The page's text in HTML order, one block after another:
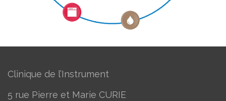
Clinique de l’Instrument
5 rue Pierre et Marie CURIE